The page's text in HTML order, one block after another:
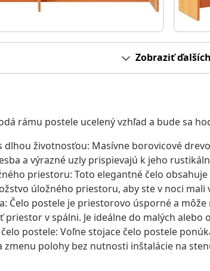
Zobraziť
rámu postele ucelený vzhľad a bude sa
dlhou životnosťou: Masívne borovicové
a výrazné uzly prispievajú k jeho
priestoru: Toto elegantné čelo
úložného priestoru, aby ste v noci
Čelo postele je priestorovo úsporné a
priestor v spálni. Je ideálne do malých alebo
postele: Voľne stojace čelo postele
zmenu polohy bez nutnosti inštalácie na